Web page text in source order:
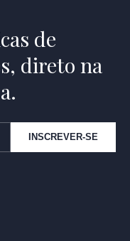
de
direto na
INSCREVER-SE